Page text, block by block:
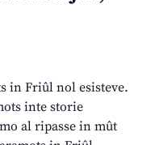
in Friûl nol esisteve.
inte storie
al ripasse in mût